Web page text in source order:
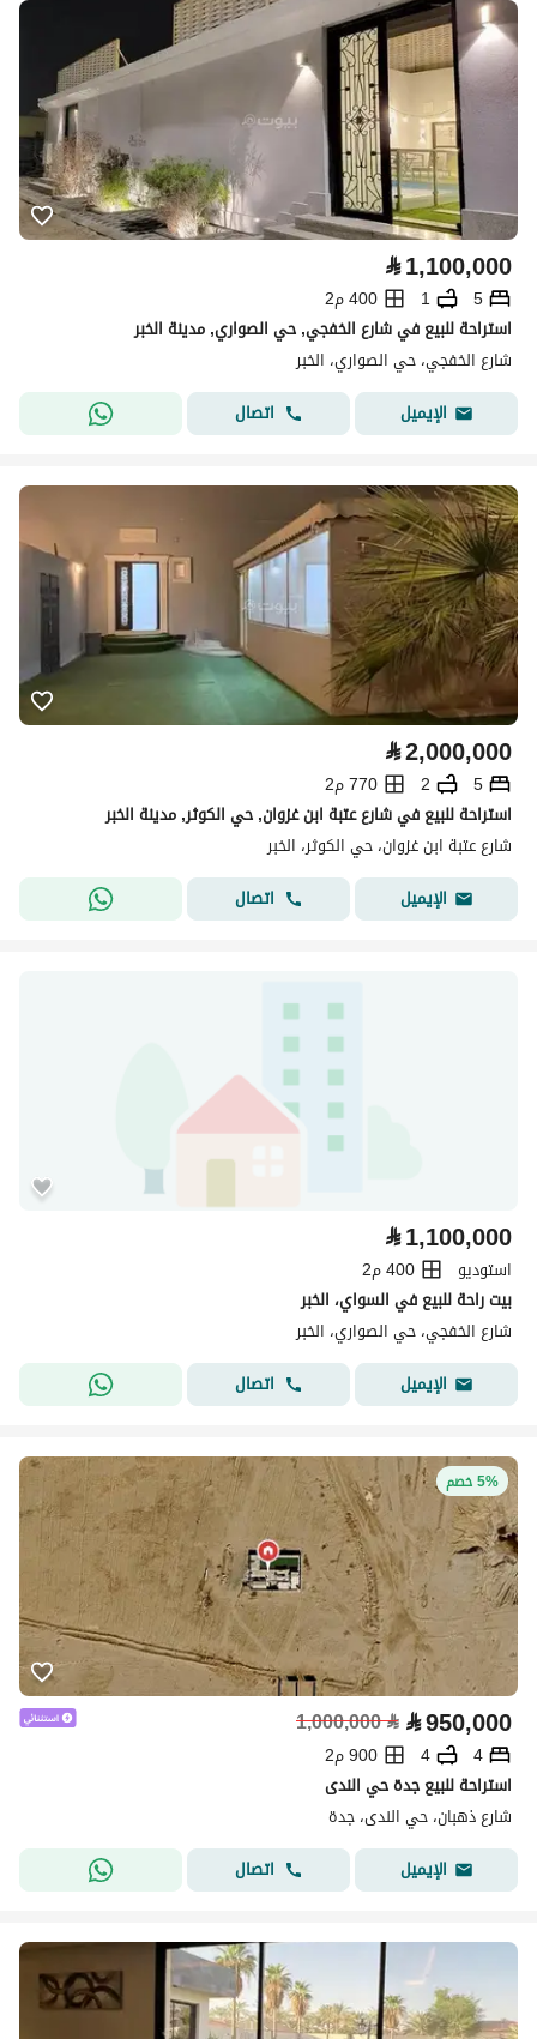
⃁1,100,000
5
1
400 م2
استراحة للبيع في شارع الخفجي, حي الصواري, مدينة الخبر
شارع الخفجي، حي الصواري، الخبر
الإيميل
اتصال
⃁2,000,000
5
2
770 م2
استراحة للبيع في شارع عتبة ابن غزوان, حي الكوثر, مدينة الخبر
شارع عتبة ابن غزوان، حي الكوثر، الخبر
الإيميل
اتصال
⃁1,100,000
استوديو
400 م2
بيت راحة للبيع في السواي، الخبر
شارع الخفجي، حي الصواري، الخبر
الإيميل
اتصال
5% خصم
⃁950,000
⃁
1,000,000
4
4
900 م2
استراحة للبيع جدة حي الندى
شارع ذهبان، حي الندى، جدة
الإيميل
اتصال